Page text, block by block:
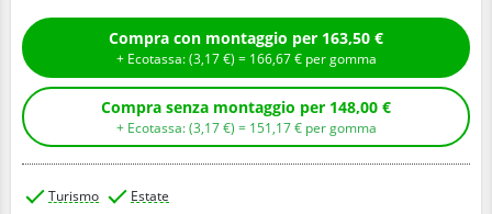
Compra con montaggio per 163,50 €
+ Ecotassa: (3,17€ ) = 166,67€ per gomma
Compra senza montaggio per 148,00 €
+ Ecotassa: (3,17€ ) = 151,17€ per gomma
Turismo Estate